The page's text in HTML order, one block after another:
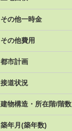
その他一時金
その他費用
都市計画
接道状況
建物構造・所在階/階数
築年月(築年数)